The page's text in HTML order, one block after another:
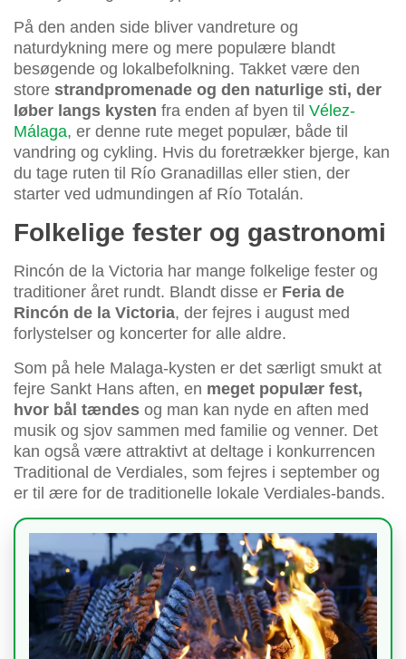
På den anden side bliver vandreture og
naturdykning mere og mere populære blandt
besøgende og lokalbefolkning. Takket være den
store strandpromenade og den naturlige sti, der
løber langs kysten fra enden af byen til Vélez-
Málaga, er denne rute meget populær, både til
vandring og cykling. Hvis du foretrækker bjerge, kan
du tage ruten til Río Granadillas eller stien, der
starter ved udmundingen af Río Totalán.
Folkelige fester og gastronomi
Rincón de la Victoria har mange folkelige fester og
traditioner året rundt. Blandt disse er Feria de
Rincón de la Victoria, der fejres i august med
forlystelser og koncerter for alle aldre.
Som på hele Malaga-kysten er det særligt smukt at
fejre Sankt Hans aften, en meget populær fest,
hvor bål tændes og man kan nyde en aften med
musik og sjov sammen med familie og venner. Det
kan også være attraktivt at deltage i konkurrencen
Traditional de Verdiales, som fejres i september og
er til ære for de traditionelle lokale Verdiales-bands.